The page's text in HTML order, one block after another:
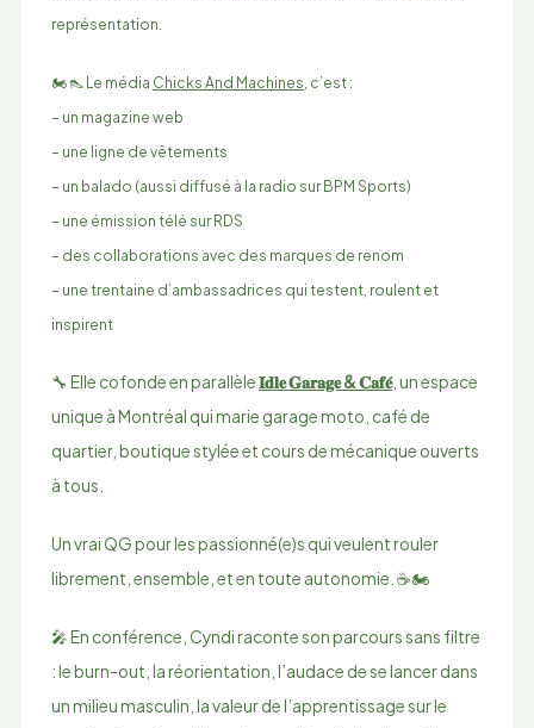
représentation.
🏍️ 👠 Le média Chicks And Machines , c’est :
– un magazine web
– une ligne de vêtements
– un balado (aussi diffusé à la radio sur BPM Sports)
– une émission télé sur RDS
– des collaborations avec des marques de renom
– une trentaine d’ambassadrices qui testent, roulent et
inspirent
🔧 Elle cofonde en parallèle𝐈𝐝𝐥𝐞 𝐆𝐚𝐫𝐚𝐠𝐞 & 𝐂𝐚𝐟𝐞́, un espace
unique à Montréal qui marie garage moto, café de
quartier, boutique stylée et cours de mécanique ouverts
à tous.
Un vrai QG pour les passionné(e)s qui veulent rouler
librement, ensemble, et en toute autonomie. ☕🏍️
🎤 En conférence, Cyndi raconte son parcours sans filtre
: le burn-out, la réorientation, l’audace de se lancer dans
un milieu masculin, la valeur de l’apprentissage sur le